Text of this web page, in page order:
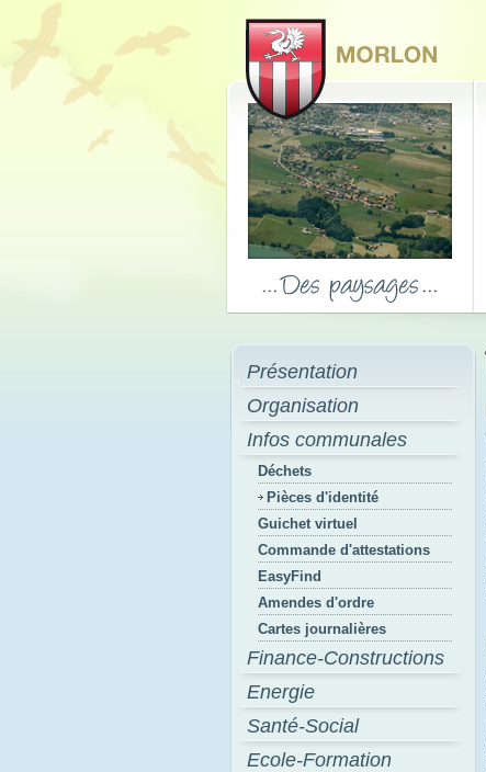
Présentation
Organisation
Infos communales
Déchets
Pièces d'identité
Guichet virtuel
Commande d'attestations
EasyFind
Amendes d'ordre
Cartes journalières
Finance-Constructions
Energie
Santé-Social
Ecole-Formation